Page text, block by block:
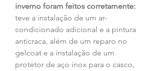
inverno foram feitos corretamente:
teve a instalação de um ar-
condicionado adicional e a pintura
anticraca, além de um reparo no
gelcoat e a instalação de um
protetor de aço inox para o casco,